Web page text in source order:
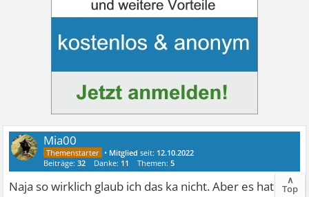
Mia00
• Mitglied seit: 12.10.2022
Beiträge:32 Danke: 11 Themen:5
Naja so wirklich glaub ich das ka nicht. Aber es hat mir
∧
Top